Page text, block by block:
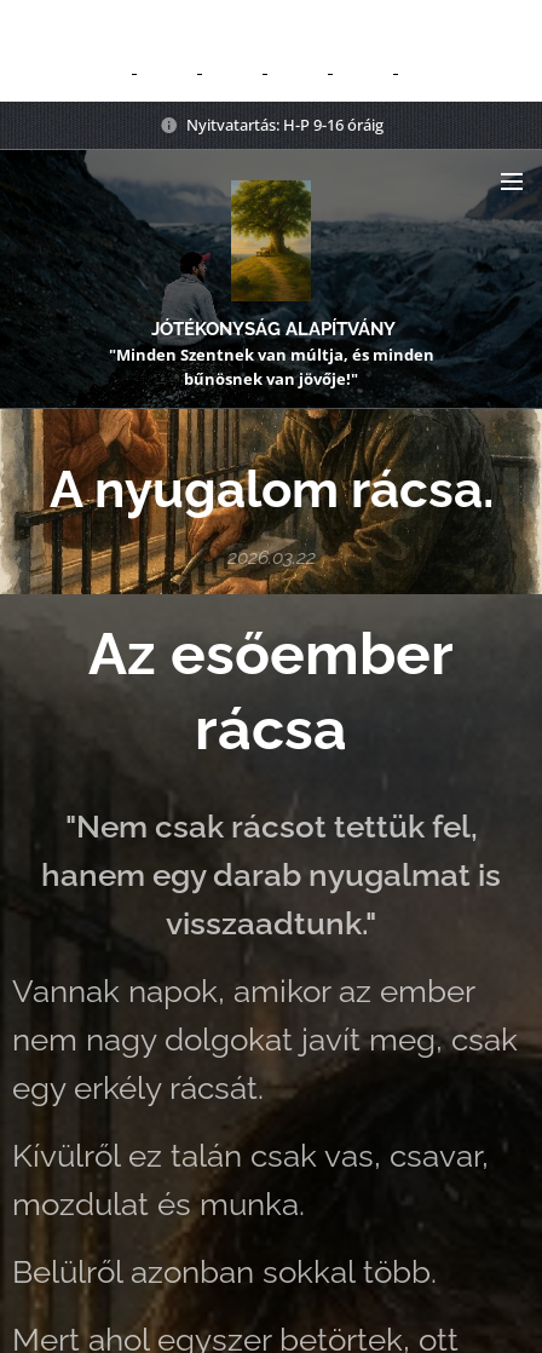
Nyitvatartás: H-P 9-16 óráig
JÓTÉKONYSÁG ALAPÍTVÁNY
"Minden Szentnek van múltja, és minden
bűnösnek van jövője!"
A nyugalom rácsa.
2026.03.22
Az esőember
rácsa
"Nem csak rácsot tettük fel,
hanem egy darab nyugalmat is
visszaadtunk."
Vannak napok, amikor az ember
nem nagy dolgokat javít meg, csak
egy erkély rácsát.
Kívülről ez talán csak vas, csavar,
mozdulat és munka.
Belülről azonban sokkal több.
Mert ahol egyszer betörtek, ott